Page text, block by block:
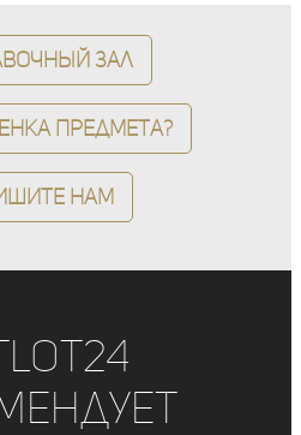
зал
предмета?
нам